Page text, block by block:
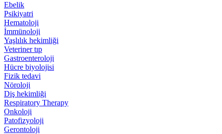
Ebelik
Psikiyatri
Hematoloji
İmmünoloji
Yaşlılık hekimliği
Veteriner tıp
Gastroenteroloji
Hücre biyolojisi
Fizik tedavi
Nöroloji
Diş hekimliği
Respiratory Therapy
Onkoloji
Patofizyoloji
Gerontoloji